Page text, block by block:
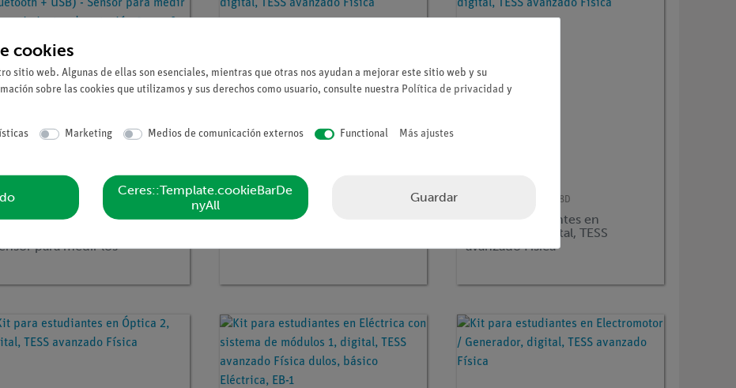
de artículo
SMARTsense - Rotary
para medir los
Kit para estudiantes en Calor 1,
25271-88D
Kit para estudiantes en
Mecánica 1, digital, TESS
avanzado Física
cookies
sitio web. Algunas de ellas son esenciales, mientras que otras nos ayudan a mejorar este sitio web y su
sobre las cookies que utilizamos y sus derechos como usuario, consulte nuestra Política de privacidad y
Marketing Medios de comunicación externos Functional Más ajustes
Ceres::Template.cookieBarDe
nyAll
Guardar